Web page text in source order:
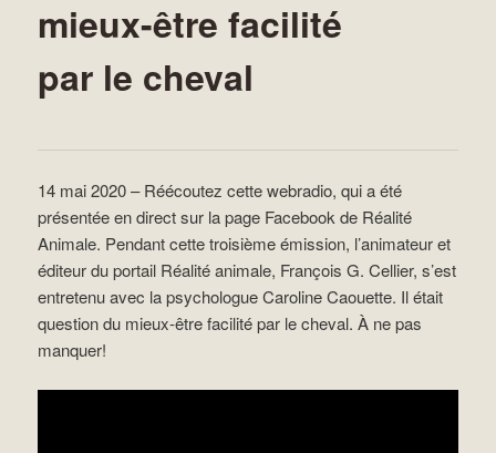
mieux-être facilité
par le cheval
14 mai 2020 – Réécoutez cette webradio, qui a été
présentée en direct sur la page Facebook de Réalité
Animale. Pendant cette troisième émission, l’animateur et
éditeur du portail Réalité animale, François G. Cellier, s’est
entretenu avec la psychologue Caroline Caouette. Il était
question du mieux-être facilité par le cheval. À ne pas
manquer!